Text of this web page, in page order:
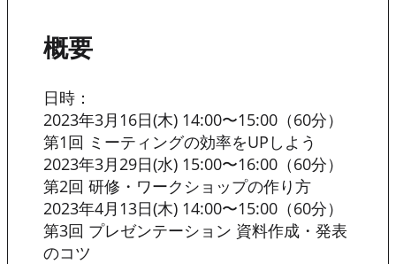
概要
日時：
2023年3月16日(木) 14:00〜15:00（60分）
第1回 ミーティングの効率をUPしよう
2023年3月29日(水) 15:00〜16:00（60分）
第2回 研修・ワークショップの作り方
2023年4月13日(木) 14:00〜15:00（60分）
第3回 プレゼンテーション 資料作成・発表
のコツ